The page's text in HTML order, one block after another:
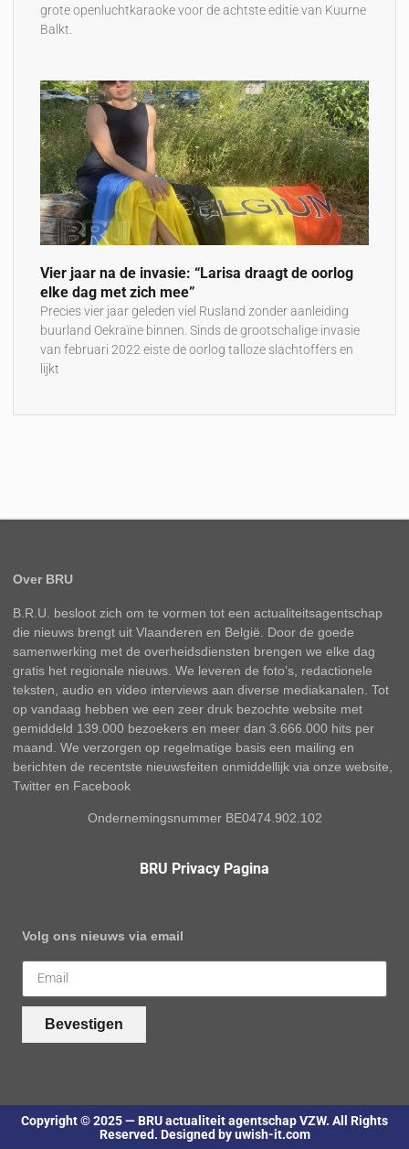
grote openluchtkaraoke voor de achtste editie van Kuurne
Balkt.
Vier jaar na de invasie: “Larisa draagt de oorlog
elke dag met zich mee”
Precies vier jaar geleden viel Rusland zonder aanleiding
buurland Oekraïne binnen. Sinds de grootschalige invasie
van februari 2022 eiste de oorlog talloze slachtoffers en
lijkt
Over BRU
B.R.U. besloot zich om te vormen tot een actualiteitsagentschap
die nieuws brengt uit Vlaanderen en België. Door de goede
samenwerking met de overheidsdiensten brengen we elke dag
gratis het regionale nieuws. We leveren de foto’s, redactionele
teksten, audio en video interviews aan diverse mediakanalen. Tot
op vandaag hebben we een zeer druk bezochte website met
gemiddeld 139.000 bezoekers en meer dan 3.666.000 hits per
maand. We verzorgen op regelmatige basis een mailing en
berichten de recentste nieuwsfeiten onmiddellijk via onze website,
Twitter en Facebook
Ondernemingsnummer BE0474.902.102
BRU Privacy Pagina
Volg ons nieuws via email
Bevestigen
Copyright © 2025 — BRU actualiteit agentschap VZW. All Rights
Reserved. Designed by uwish-it.com